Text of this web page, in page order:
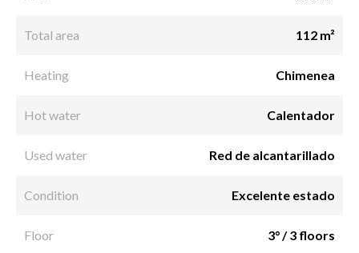
Total area 112 m²
Heating Chimenea
Hot water Calentador
Used water Red de alcantarillado
Condition Excelente estado
Floor 3° / 3 floors